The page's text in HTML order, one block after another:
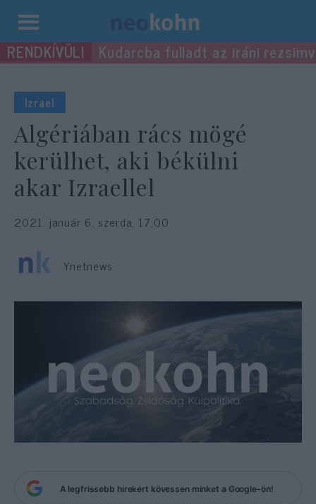
Kilépés
a Kudarcba fulladt az iráni
Izrael
Algériában rács mögé
kerülhet, aki békülni
akar Izraellel
2021. január 6. szerda, 17:00
Ynetnews
A legfrissebb hírekért kövessen minket a Google-ön!